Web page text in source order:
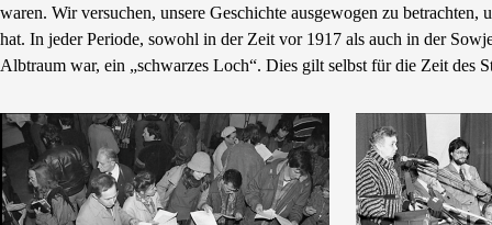
waren. Wir versuchen, unsere Geschichte ausgewogen zu betrachten,
hat. In jeder Periode, sowohl in der Zeit vor 1917 als auch in der
Albtraum war, ein „schwarzes Loch“. Dies gilt selbst für die Zeit des